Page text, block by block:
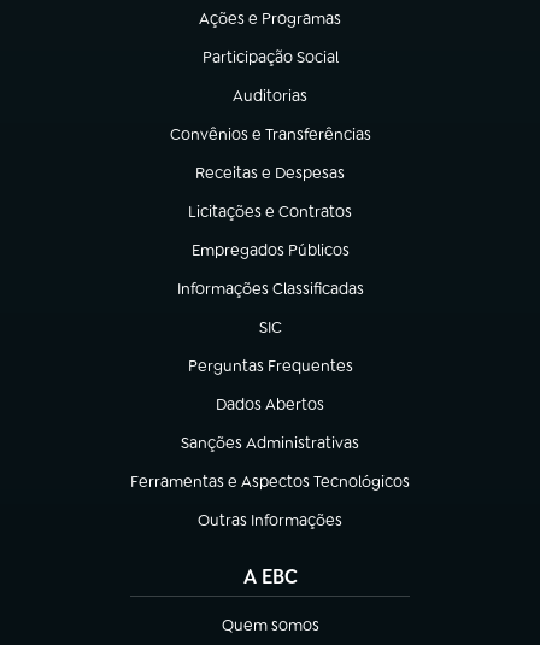
Ações e Programas
(abre em nova aba)
Participação Social
(abre em nova aba)
Auditorias
(abre em nova aba)
Convênios e Transferências
(abre em nova aba)
Receitas e Despesas
(abre em nova aba)
Licitações e Contratos
(abre em nova aba)
Empregados Públicos
(abre em nova aba)
Informações Classificadas
(abre em nova aba)
SIC
(abre em nova aba)
Perguntas Frequentes
(abre em nova aba)
Dados Abertos
(abre em nova aba)
Sanções Administrativas
(abre em nova aba)
Ferramentas e Aspectos Tecnológicos
(abre em nova aba)
Outras Informações
(abre em nova aba)
A EBC
Quem somos
(abre em nova aba)